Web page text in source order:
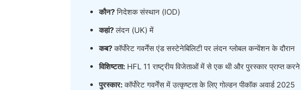
कौन?निदेशक संस्थान (IOD)
कहां?लंदन (UK) में
कब?कॉर्पोरेट गवर्नेंस एंड सस्टेनेबिलिटी पर लंदन ग्लोबल कन्वेंशन के दौरान
विशिष्टता: HFL 11 राष्ट्रीय विजेताओं में से एक थी और पुरस्कार प्राप्त
पुरस्कार:कॉर्पोरेट गवर्नेंस में उत्कृष्टता के लिए गोल्डन पीकॉक अवार्ड 2025